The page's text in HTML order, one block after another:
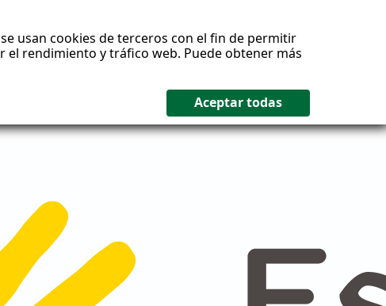
usan cookies de terceros con el fin de permitir
el rendimiento y tráfico web. Puede obtener más